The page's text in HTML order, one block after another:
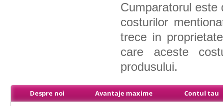
Cumparatorul este
costurilor
trece in
care aceste
produsului.
Despre noi Avantaje maxime Contul tau